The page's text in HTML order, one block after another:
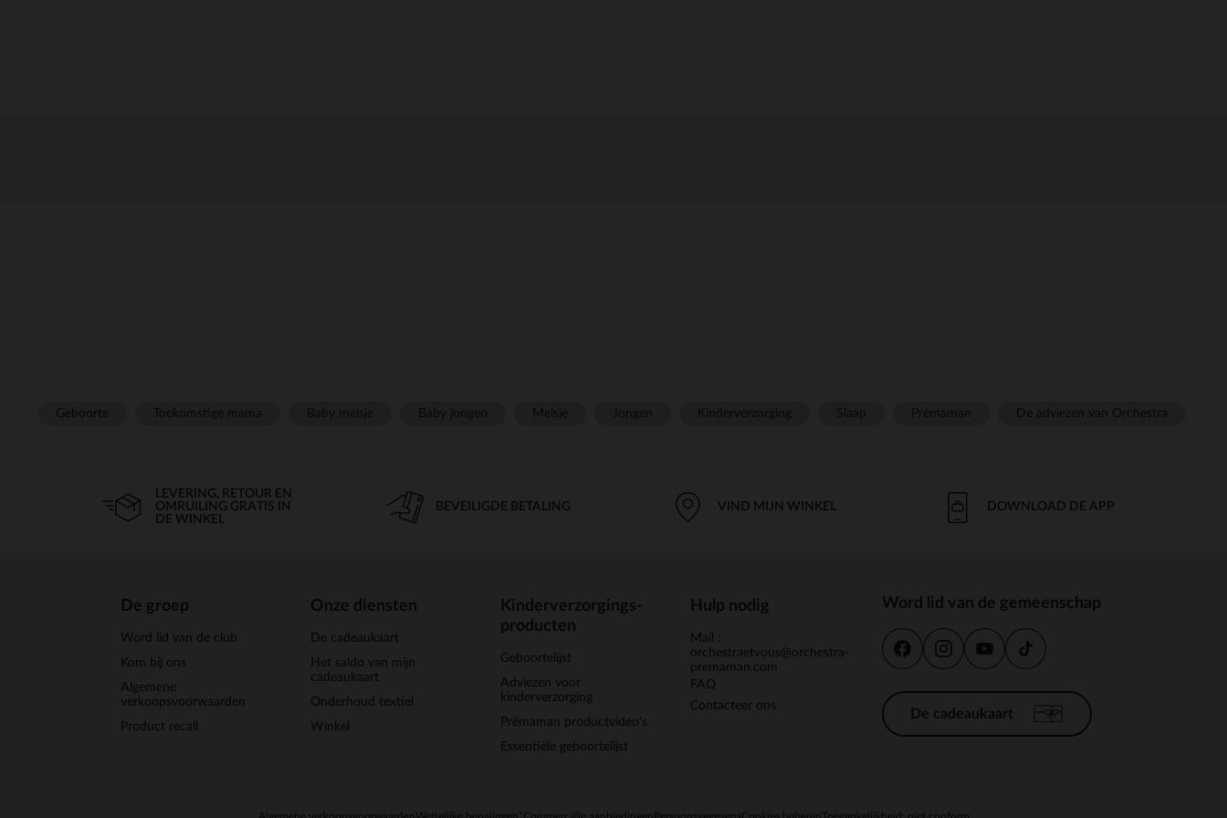
LEVERING, RETOUR EN
OMRUILING GRATIS IN
DE WINKEL
BEVEILIGDE BETALING VIND MIJN WINKEL DOWNLOAD DE APP
De groep
Word lid van de club
Kom bij ons
Algemene
verkoopsvoorwaarden
Product recall
Onze diensten
De cadeaukaart
Het saldo van mijn
cadeaukaart
Onderhoud textiel
Winkel
Kinderverzorgings-
producten
Geboortelijst
Adviezen voor
kinderverzorging
Prémaman productvideo's
Essentiële geboortelijst
Hulp nodig
Mail :
orchestraetvous@orchestra-
premaman.com
FAQ
Contacteer ons
Word lid van de gemeenschap
De cadeaukaart